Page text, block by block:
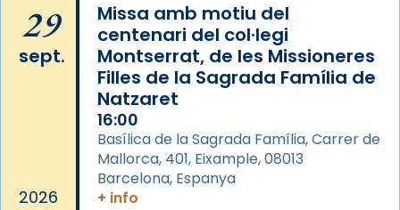
29
sept.
2026
Missa amb motiu del
centenari del col·legi
Montserrat, de les Missioneres
Filles de la Sagrada Família de
Natzaret
16:00
Basílica de la Sagrada Família, Carrer de
Mallorca, 401, Eixample, 08013
Barcelona, Espanya
+ info